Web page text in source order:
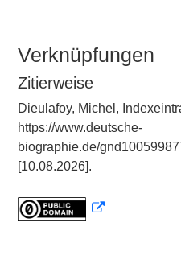
Verknüpfungen
Zitierweise
Dieulafoy, Michel,
https://www.deutsche-
biographie.de/
[10.08.2026].